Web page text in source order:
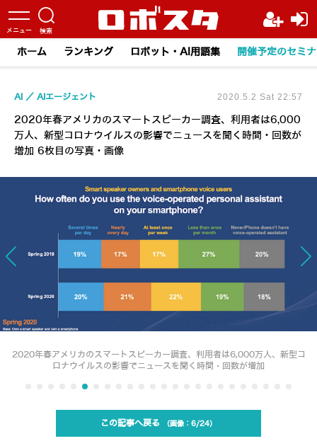
ホーム ランキング ロボット・AI用語集 開催予定のセミ
2020年春アメリカのスマートスピーカー調査、利用者は6,000
万人、新型コロナウイルスの影響でニュースを聞く時間・回数が
増加 6枚目の写真・画像
AI AIエージェント 2020.5.2 Sat 22:57
2020年春アメリカのスマートスピーカー調査、利用者は6,000万人、新型コ
ロナウイルスの影響でニュースを聞く時間・回数が増加
この記事へ戻る 6/24